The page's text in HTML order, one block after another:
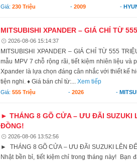
Giá:230 Triệu - 2009 -
MITSUBISHI XPANDER – GIÁ CHỈ TỪ
2026-08-06 15:14:37
MITSUBISHI XPANDER – GIÁ CHỈ TỪ 555
mẫu MPV 7 chỗ rộng rãi, tiết kiệm nhiên liệu và
Xpander là lựa chọn đáng cân nhắc với thiết kế
tiện nghi. ♦ Giá bán chỉ từ:...Xem tiếp
Giá:555 Triệu - 2026 -
► THÁNG 8 GÕ CỬA – ƯU ĐÃI SUZUKI
ĐỒNG!
2026-08-06 13:52:56
► THÁNG 8 GÕ CỬA – ƯU ĐÃI SUZUKI LÊN
Nhật bền bỉ, tiết kiệm chỉ trong tháng này! Bạn